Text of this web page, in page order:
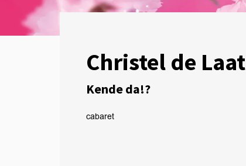
Christel de Laat
Kende da!?
cabaret